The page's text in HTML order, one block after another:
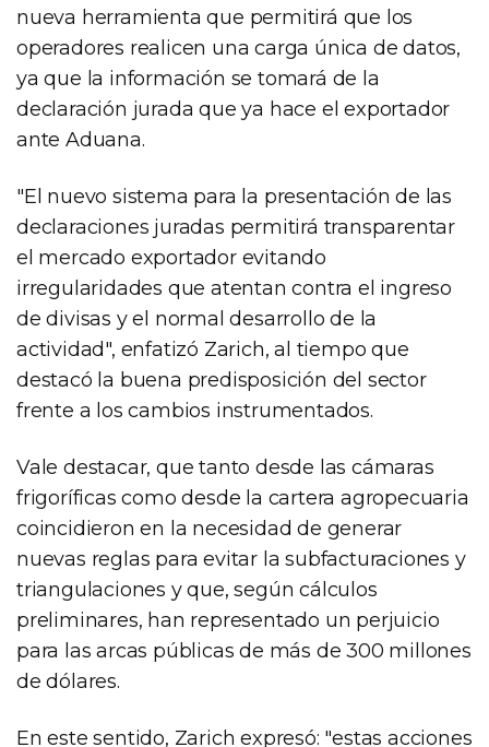
nueva herramienta que permitirá que los
operadores realicen una carga única de datos,
ya que la información se tomará de la
declaración jurada que ya hace el exportador
ante Aduana.
"El nuevo sistema para la presentación de las
declaraciones juradas permitirá transparentar
el mercado exportador evitando
irregularidades que atentan contra el ingreso
de divisas y el normal desarrollo de la
actividad", enfatizó Zarich, al tiempo que
destacó la buena predisposición del sector
frente a los cambios instrumentados.
Vale destacar, que tanto desde las cámaras
frigoríficas como desde la cartera agropecuaria
coincidieron en la necesidad de generar
nuevas reglas para evitar la subfacturaciones y
triangulaciones y que, según cálculos
preliminares, han representado un perjuicio
para las arcas públicas de más de 300 millones
de dólares.
En este sentido, Zarich expresó: "estas acciones